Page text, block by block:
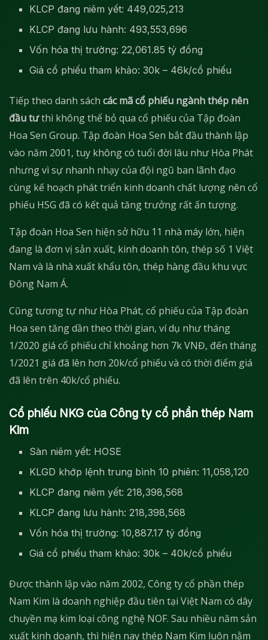
KLCP đang niêm yết: 449,025,213
KLCP đang lưu hành: 493,553,696
Vốn hóa thị trường: 22,061.85 tỷ đồng
Giá cổ phiếu tham khảo: 30k – 46k/cổ phiếu
Tiếp theo danh sách các mã cổ phiếu ngành thép nên
đầu tưthì không thể bỏ qua cổ phiếu của Tập đoàn
Hoa Sen Group. Tập đoàn Hoa Sen bắt đầu thành lập
vào năm 2001, tuy không có tuổi đời lâu như Hòa Phát
nhưng vì sự nhanh nhạy của đội ngũ ban lãnh đạo
cùng kế hoạch phát triển kinh doanh chất lượng nên cổ
phiếu HSG đã có kết quả tăng trưởng rất ấn tượng.
Tập đoàn Hoa Sen hiện sở hữu 11 nhà máy lớn, hiện
đang là đơn vị sản xuất, kinh doanh tôn, thép số 1 Việt
Nam và là nhà xuất khẩu tôn, thép hàng đầu khu vực
Đông Nam Á.
Cũng tương tự như Hòa Phát, cổ phiếu của Tập đoàn
Hoa sen tăng dần theo thời gian, ví dụ như tháng
1/2020 giá cổ phiếu chỉ khoảng hơn 7k VNĐ, đến tháng
1/2021 giá đã lên hơn 20k/cổ phiếu và có thời điểm giá
đã lên trên 40k/cổ phiếu.
Cổ phiếu NKG của Công ty cổ phần thép Nam
Kim
Sàn niêm yết: HOSE
KLGD khớp lệnh trung bình 10 phiên: 11,058,120
KLCP đang niêm yết: 218,398,568
KLCP đang lưu hành: 218,398,568
Vốn hóa thị trường: 10,887.17 tỷ đồng
Giá cổ phiếu tham khảo: 30k – 40k/cổ phiếu
Được thành lập vào năm 2002, Công ty cổ phần thép
Nam Kim là doanh nghiệp đầu tiên tại Việt Nam có dây
chuyền mạ kim loại công nghệ NOF. Sau nhiều năm sản
xuất kinh doanh, thì hiện nay thép Nam Kim luôn nằm